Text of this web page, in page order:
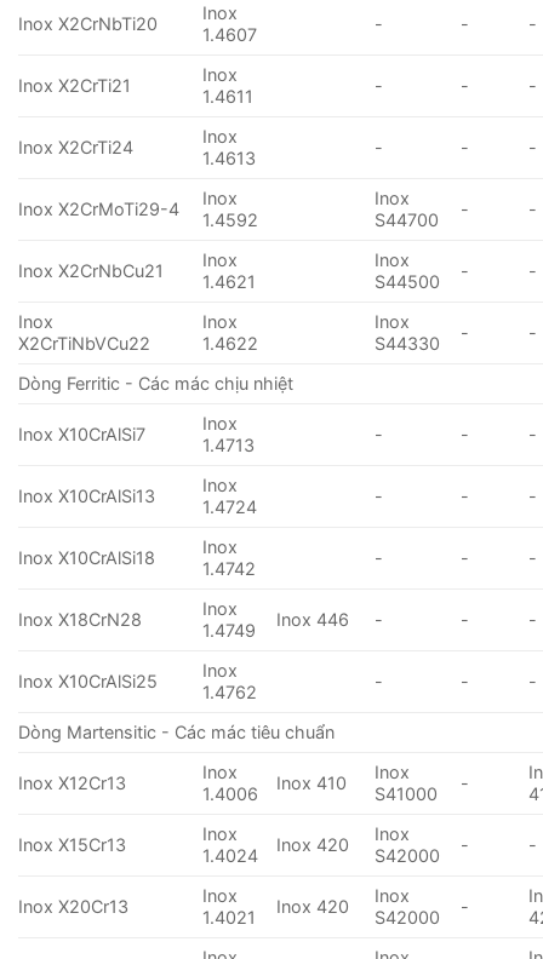
Inox X2CrNbTi20
Inox
1.4607
- - -
Inox X2CrTi21
Inox
1.4611
- - -
Inox X2CrTi24
Inox
1.4613
- - -
Inox X2CrMoTi29-4
Inox
1.4592
Inox
S44700
- -
Inox X2CrNbCu21
Inox
1.4621
Inox
S44500
- -
Inox
X2CrTiNbVCu22
Inox
1.4622
Inox
S44330
- -
Dòng Ferritic - Các mác chịu nhiệt
Inox X10CrAlSi7
Inox
1.4713
- - -
Inox X10CrAlSi13
Inox
1.4724
- - -
Inox X10CrAlSi18
Inox
1.4742
- - -
Inox X18CrN28
Inox
1.4749
Inox 446 - - -
Inox X10CrAlSi25
Inox
1.4762
- - -
Dòng Martensitic - Các mác tiêu chuẩn
Inox X12Cr13
Inox
1.4006
Inox 410
Inox
S41000
-
Inox X15Cr13
Inox
1.4024
Inox 420
Inox
S42000
- -
Inox X20Cr13
Inox
1.4021
Inox 420
Inox
S42000
-